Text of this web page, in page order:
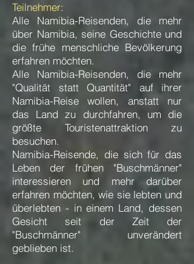
Teilnehmer:
Alle Namibia-Reisenden, die mehr
über Namibia, seine Geschichte und
die frühe menschliche Bevölkerung
erfahren möchten.
Alle Namibia-Reisenden, die mehr
"Qualität statt Quantität" auf ihrer
Namibia-Reise wollen, anstatt nur
das Land zu durchfahren, um die
größte Touristenattraktion zu
besuchen.
Namibia-Reisende, die sich für das
Leben der frühen "Buschmänner"
interessieren und mehr darüber
erfahren möchten, wie sie lebten und
überlebten - in einem Land, dessen
Gesicht seit der Zeit der
"Buschmänner" unverändert
geblieben ist.